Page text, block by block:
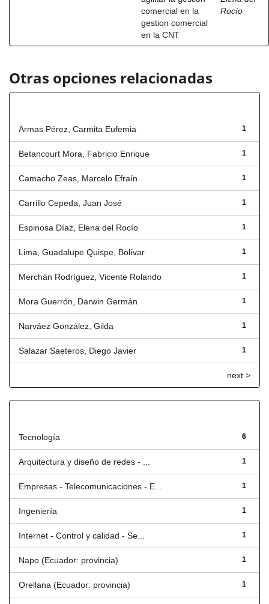
comercial en la
gestion comercial
en la CNT
Rocío
Otras opciones relacionadas
1
Armas Pérez, Carmita Eufemia
1
Betancourt Mora, Fabricio Enrique
1
Camacho Zeas, Marcelo Efraín
1
Carrillo Cepeda, Juan José
1
Espinosa Díaz, Elena del Rocío
1
Lima, Guadalupe Quispe, Bolívar
1
Merchán Rodríguez, Vicente Rolando
1
Mora Guerrón, Darwin Germán
1
Narváez González, Gilda
1
Salazar Saeteros, Diego Javier
next >
6
Tecnología
1
Arquitectura y diseño de redes - ...
1
Empresas - Telecomunicaciones - E...
1
Ingeniería
1
Internet - Control y calidad - Se...
1
Napo (Ecuador: provincia)
1
Orellana (Ecuador: provincia)